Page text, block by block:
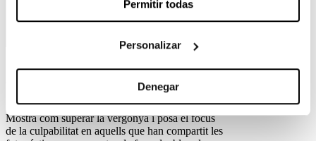
Permitir todas
Personalizar
Denegar
Lanova sèrie de 3Catbusca conscienciar als
adolescents, en particular, i a la societat en
general, sobre com actuar en cas que es
produeixin aquests abusos a les xarxes socials.
Mostra com superar la vergonya i posa el focus
de la culpabilitat en aquells que han compartit les